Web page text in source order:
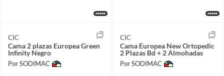
CIC
Cama 2 plazas Europea Green
Infinity Negro
Por SODIMAC
CIC
Cama Europea New Ortopedic
2 Plazas Bd + 2 Almohadas
Por SODIMAC